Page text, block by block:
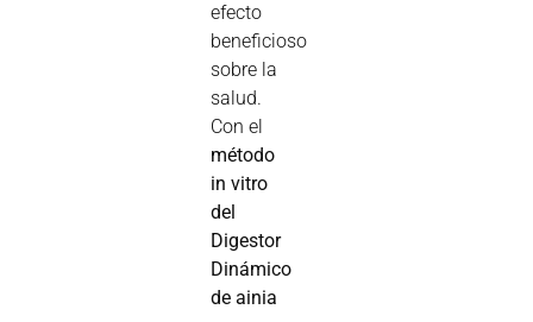
efecto
beneficioso
sobre la
salud.
Con el
método
in vitro
del
Digestor
Dinámico
de ainia